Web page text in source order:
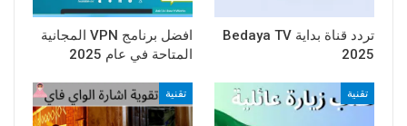
تردد قناة بداية Bedaya TV
2025
افضل برنامج VPN المجانية
المتاحة في عام 2025
تقنية تقنية